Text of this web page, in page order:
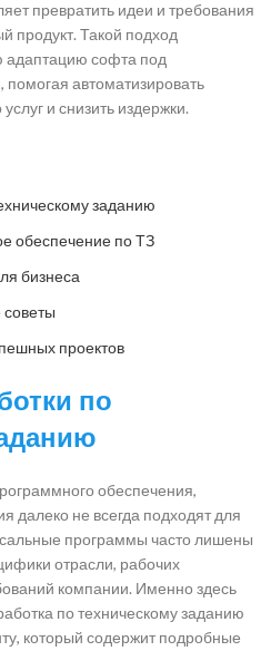
превратить идеи и требования
продукт. Такой подход
адаптацию софта под
автоматизировать
и снизить издержки.
заданию
обеспечение по ТЗ
бизнеса
проектов
по
обеспечения,
далеко не всегда подходят для
программы часто лишены
отрасли, рабочих
компании. Именно здесь
по техническому заданию
который содержит подробные